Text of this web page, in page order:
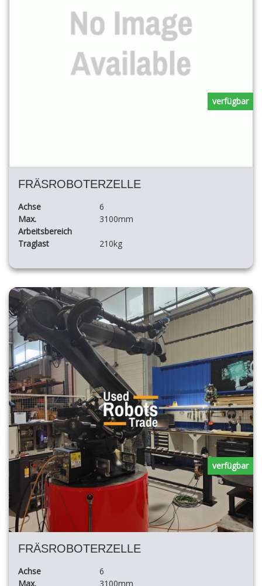
FRÄSROBOTERZELLE
Achse
6
Max.
Arbeitsbereich
3100mm
Traglast 210kg
verfügbar
FRÄSROBOTERZELLE
Achse
6
Max.
3100mm
verfügbar